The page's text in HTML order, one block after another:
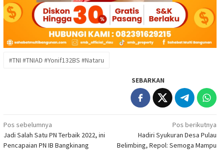
#TNI #TNIAD #Yonif132BS #Nataru
SEBARKAN
Navigasi
pos
Pos sebelumnya
Jadi Salah Satu PN Terbaik 2022, ini
Pencapaian PN IB Bangkinang
Pos berikutnya
Hadiri Syukuran Desa Pulau
Belimbing, Repol: Semoga Mampu